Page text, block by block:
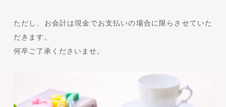
ただし、お会計は現金でお支払いの場合に限らさせていた
だきます。
何卒ご了承くださいませ。